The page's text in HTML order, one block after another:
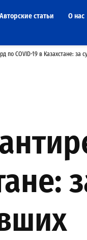
Авторские статьи
О нас
по COVID-19 в Казахстане: за